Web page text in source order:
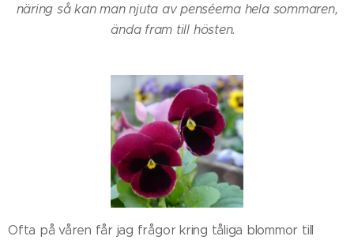
näring så kan man njuta av penséerna hela sommaren,
ända fram till hösten.
Ofta på våren får jag frågor kring tåliga blommor till